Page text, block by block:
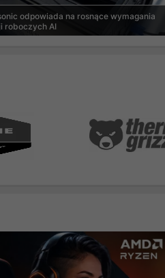
odpowiada na rosnące wymagania
roboczych AI